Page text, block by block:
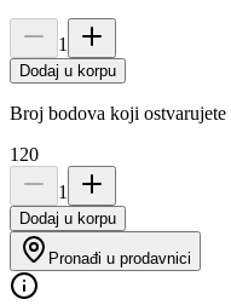
1
Dodaj u korpu
Broj bodova koji
120
1
Dodaj u korpu
Pronađi u prodavnici